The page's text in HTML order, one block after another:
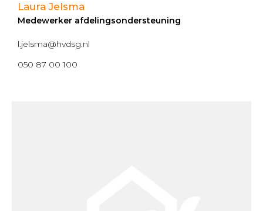
Laura Jelsma
Medewerker afdelingsondersteuning
l.jelsma@hvdsg.nl
050 87 00 100